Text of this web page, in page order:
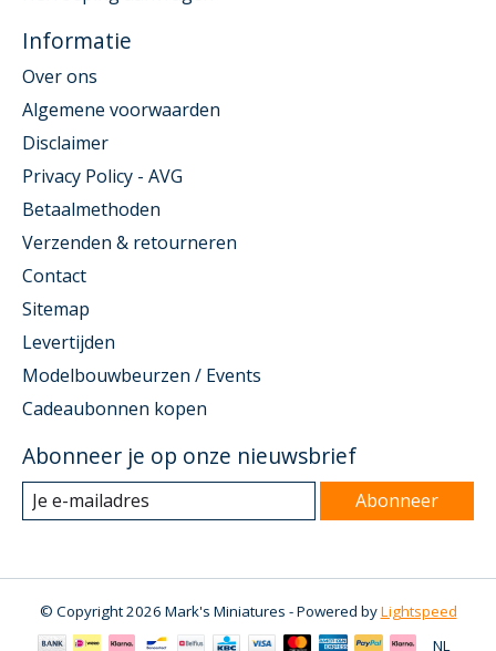
Informatie
Over ons
Algemene voorwaarden
Disclaimer
Privacy Policy - AVG
Betaalmethoden
Verzenden & retourneren
Contact
Sitemap
Levertijden
Modelbouwbeurzen / Events
Cadeaubonnen kopen
Abonneer je op onze nieuwsbrief
Abonneer
© Copyright 2026 Mark's Miniatures - Powered byLightspeed
NL